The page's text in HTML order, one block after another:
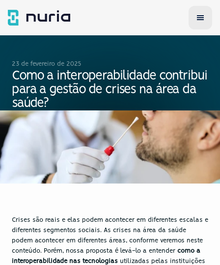
23 de fevereiro de 2025
Como a interoperabilidade contribui
para a gestão de crises na área da
saúde?
Crises são reais e elas podem acontecer em diferentes escalas e
diferentes segmentos sociais. As crises na área da saúde
podem acontecer em diferentes áreas, conforme veremos neste
conteúdo. Porém, nossa proposta é levá-lo a entender como a
interoperabilidade nas tecnologias utilizadas pelas instituições